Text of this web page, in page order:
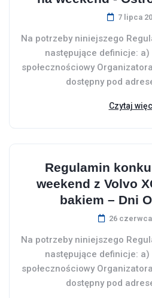
7 lipca
Na potrzeby niniejszego
następujące definicje:
społecznościowy
dostępny pod
Czytaj
Regulamin
weekend z Volvo
bakiem – Dni
26 czerwca
Na potrzeby niniejszego
następujące definicje:
społecznościowy
dostępny pod